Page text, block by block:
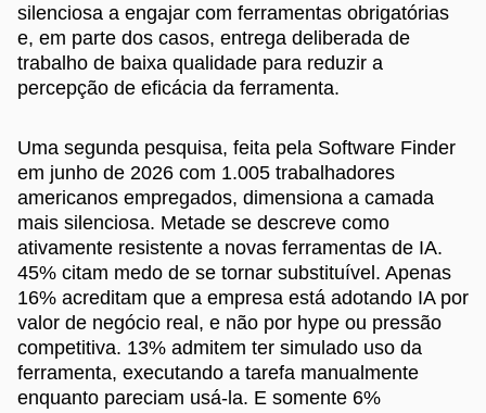
silenciosa a engajar com ferramentas obrigatórias
e, em parte dos casos, entrega deliberada de
trabalho de baixa qualidade para reduzir a
percepção de eficácia da ferramenta.
Uma segunda pesquisa, feita pela Software Finder
em junho de 2026 com 1.005 trabalhadores
americanos empregados, dimensiona a camada
mais silenciosa. Metade se descreve como
ativamente resistente a novas ferramentas de IA.
45% citam medo de se tornar substituível. Apenas
16% acreditam que a empresa está adotando IA por
valor de negócio real, e não por hype ou pressão
competitiva. 13% admitem ter simulado uso da
ferramenta, executando a tarefa manualmente
enquanto pareciam usá-la. E somente 6%